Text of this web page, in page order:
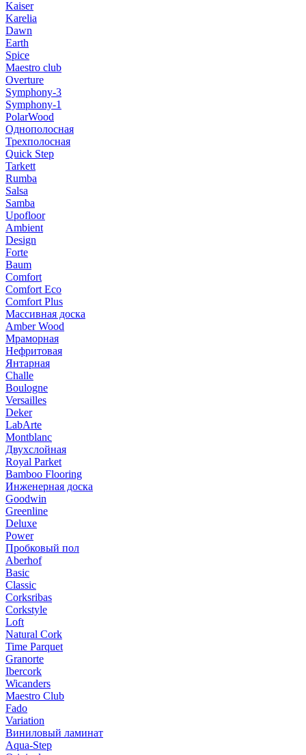
Kaiser
Karelia
Dawn
Earth
Spice
Maestro club
Overture
Symphony-3
Symphony-1
PolarWood
Однополосная
Трехполосная
Quick Step
Tarkett
Rumba
Salsa
Samba
Upofloor
Ambient
Design
Forte
Baum
Comfort
Comfort Eco
Comfort Plus
Массивная доска
Amber Wood
Мраморная
Нефритовая
Янтарная
Challe
Boulogne
Versailles
Deker
LabArte
Montblanc
Двухслойная
Royal Parket
Bamboo Flooring
Инженерная доска
Goodwin
Greenline
Deluxe
Power
Пробковый пол
Aberhof
Basic
Classic
Corksribas
Corkstyle
Loft
Natural Cork
Time Parquet
Granorte
Ibercork
Wicanders
Мaestro Club
Fado
Variation
Виниловый ламинат
Aqua-Step